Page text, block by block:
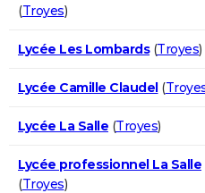
(Troyes)
Lycée Les Lombards(Troyes)
Lycée Camille Claudel(
Lycée La Salle (Troyes)
Lycée professionnel La Salle
(Troyes)